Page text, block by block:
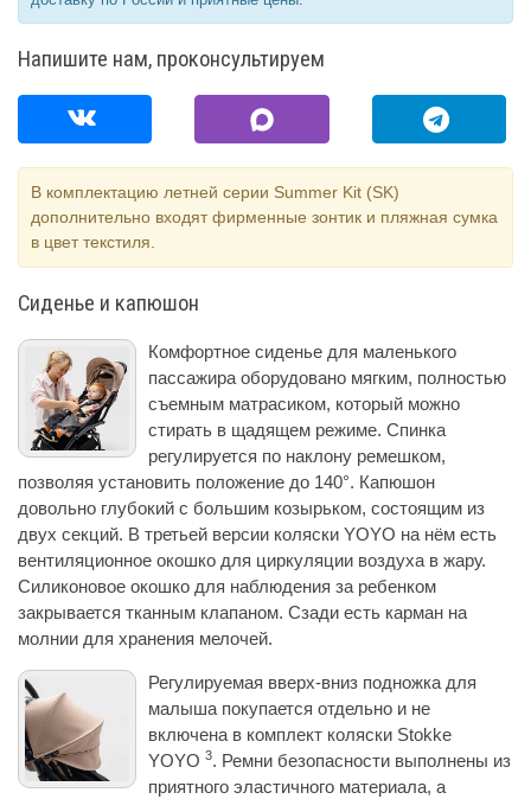
Напишите нам, проконсультируем
В комплектацию летней серии Summer Kit (SK)
дополнительно входят фирменные зонтик и пляжная сумка
в цвет текстиля.
Сиденье и капюшон
Комфортное сиденье для маленького
пассажира оборудовано мягким, полностью
съемным матрасиком, который можно
стирать в щадящем режиме. Спинка
регулируется по наклону ремешком,
позволяя установить положение до 140°. Капюшон
довольно глубокий с большим козырьком, состоящим из
двух секций. В третьей версии коляски YOYO на нём есть
вентиляционное окошко для циркуляции воздуха в жару.
Силиконовое окошко для наблюдения за ребенком
закрывается тканным клапаном. Сзади есть карман на
молнии для хранения мелочей.
Регулируемая вверх-вниз подножка для
малыша покупается отдельно и не
включена в комплект коляски Stokke
YOYO 3. Ремни безопасности выполнены из
приятного эластичного материала, а